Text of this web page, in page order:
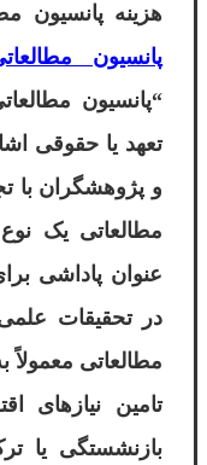
هزینه پانسیون
پانسیون
“پانسیون
تعهد یا حقوقی
و پژوهشگران با
مطالعاتی یک
عنوان پاداشی
در تحقیقات
مطالعاتی معمولاً
تامین نیازهای
بازنشستگی یا